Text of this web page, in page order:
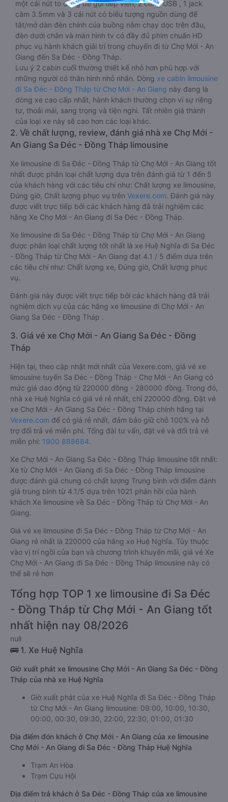
một cái nút to đùng để gọi tiếp viên, 2 cổng USB , 1 jack
cắm 3.5mm và 3 cái nút có biểu tượng nguồn dùng để
tắt/mở dàn đèn chính của buồng nằm chạy dọc trên đầu,
đèn dưới chân và màn hình tv có đầy đủ phim chuẩn HD
phục vụ hành khách giải trí trong chuyến đi từ Chợ Mới - An
Giang đến Sa Đéc - Đồng Tháp.
Lưu ý 2 cabin cuối thường thiết kế nhỏ hơn phù hợp với
những người có thân hình nhỏ nhắn. Dòng xe cabin limousine
đi Sa Đéc - Đồng Tháp từ Chợ Mới - An Giang này đang là
dòng xe cao cấp nhất, hành khách thường chọn vì sự riêng
tư, thoải mái, sang trọng và tiện nghi. Tất nhiên giá thành
của loại xe này sẽ cao hơn các loại khác.
2. Về chất lượng, review, đánh giá nhà xe Chợ Mới -
An Giang Sa Đéc - Đồng Tháp limousine
Xe limousine đi Sa Đéc - Đồng Tháp từ Chợ Mới - An Giang tốt
nhất được phân loại chất lượng dựa trên đánh giá từ 1 đến 5
của khách hàng với các tiêu chí như: Chất lượng xe limousine,
Đúng giờ, Chất lượng phục vụ trên Vexere.com. Đánh giá này
được viết trực tiếp bởi các khách hàng đã trải nghiệm các
hãng Xe Chợ Mới - An Giang đi Sa Đéc - Đồng Tháp.
Xe limousine đi Sa Đéc - Đồng Tháp từ Chợ Mới - An Giang
được phân loại chất lượng tốt nhất là xe Huệ Nghĩa đi Sa Đéc
- Đồng Tháp từ Chợ Mới - An Giang đạt 4.1 / 5 điểm dựa trên
các tiêu chí như: Chất lượng xe, Đúng giờ, Chất lượng phục
vụ.
Đánh giá này được viết trực tiếp bởi các khách hàng đã trải
nghiệm dịch vụ của các hãng xe limousine đi Chợ Mới - An
Giang Sa Đéc - Đồng Tháp .
3. Giá vé xe Chợ Mới - An Giang Sa Đéc - Đồng
Tháp
Hiện tại, theo cập nhật mới nhất của Vexere.com, giá vé xe
limousine tuyến Sa Đéc - Đồng Tháp - Chợ Mới - An Giang có
mức giá dao động từ 220000 đồng - 280000 đồng. Trong đó,
nhà xe Huệ Nghĩa có giá vé rẻ nhất, chỉ 220000 đồng. Đặt vé
xe Chợ Mới - An Giang Sa Đéc - Đồng Tháp chính hãng tại
Vexere.com để có giá rẻ nhất, đảm bảo giữ chỗ 100% và hỗ
trợ đổi trả vé miễn phí. Tổng đài tư vấn, đặt vé và đổi trả vé
miễn phí: 1900 888684.
Xe Chợ Mới - An Giang Sa Đéc - Đồng Tháp limousine tốt nhất:
Xe từ Chợ Mới - An Giang đi Sa Đéc - Đồng Tháp limousine
được đánh giá chung có chất lượng Trung bình với điểm đánh
giá trung bình từ 4.1/5 dựa trên 1021 phản hồi của hành
khách Xe limousine về Sa Đéc - Đồng Tháp từ Chợ Mới - An
Giang.
Giá vé xe limousine đi Sa Đéc - Đồng Tháp từ Chợ Mới - An
Giang rẻ nhất là 220000 của hãng xe Huệ Nghĩa. Tùy thuộc
vào vị trí ngồi của bạn và chương trình khuyến mãi, giá vé Xe
Chợ Mới - An Giang đi Sa Đéc - Đồng Tháp limousine này có
thể sẽ rẻ hơn
Tổng hợp TOP 1 xe limousine đi Sa Đéc
- Đồng Tháp từ Chợ Mới - An Giang tốt
nhất hiện nay 08/2026
null
🚌 1. Xe Huệ Nghĩa
Giờ xuất phát xe limousine Chợ Mới - An Giang Sa Đéc - Đồng
Tháp của nhà xe Huệ Nghĩa
Giờ xuất phát của xe Huệ Nghĩa đi Sa Đéc - Đồng Tháp
từ Chợ Mới - An Giang limousine: 09:00, 10:00, 10:30,
00:00, 00:30, 09:30, 22:00, 22:30, 01:00, 01:30
Địa điểm đón khách ở Chợ Mới - An Giang của xe limousine
Chợ Mới - An Giang đi Sa Đéc - Đồng Tháp Huệ Nghĩa
Trạm An Hòa
Trạm Cựu Hội
Địa điểm trả khách ở Sa Đéc - Đồng Tháp của xe limousine